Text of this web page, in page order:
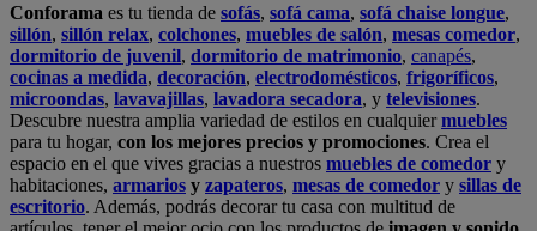
Conforama es tu tienda de sofás, sofá cama, sofá chaise longue,
sillón, sillón relax, colchones, muebles de salón, mesas comedor,
dormitorio de juvenil, dormitorio de matrimonio, canapés,
cocinas a medida, decoración, electrodomésticos, frigoríficos,
microondas, lavavajillas, lavadora secadora, y televisiones.
Descubre nuestra amplia variedad de estilos en cualquiermuebles
para tu hogar, con los mejores precios y promociones. Crea el
espacio en el que vives gracias a nuestros muebles de comedor y
habitaciones, armarios y zapateros, mesas de comedor y sillas de
escritorio. Además, podrás decorar tu casa con multitud de